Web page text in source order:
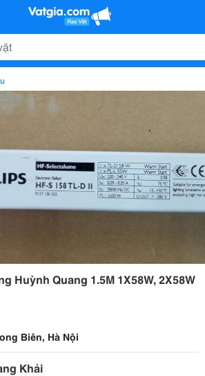
Huỳnh Quang 1.5M 1X58W, 2X58W
Biên, Hà Nội
Khải